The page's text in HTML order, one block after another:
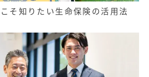
そ知りたい生命保険の活用法